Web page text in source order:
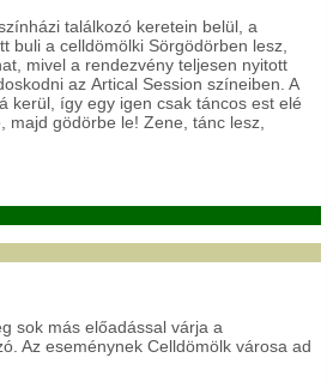
találkozó keretein belül, a
buli a celldömölki Sörgödörben lesz,
mivel a rendezvény teljesen nyitott
az Artical Session színeiben. A
kerül, így egy igen csak táncos est elé
gödörbe le! Zene, tánc lesz,
sok más előadással várja a
Az eseménynek Celldömölk városa ad